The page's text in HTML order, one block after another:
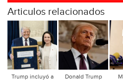
Articulos relacionados
Trump incluyó a Donald Trump